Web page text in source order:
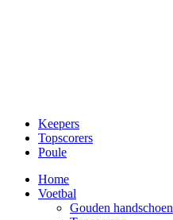
Keepers
Topscorers
Poule
Home
Voetbal
Gouden handschoen